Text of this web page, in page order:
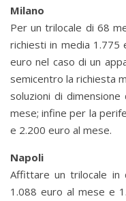
Milano
Per un trilocale di 68
richiesti in media 1.775
euro nel caso di un
semicentro la richiesta
soluzioni di
mese; infine per la
e 2.200 euro al mese.
Napoli
Affittare un trilocale in
1.088 euro al mese e